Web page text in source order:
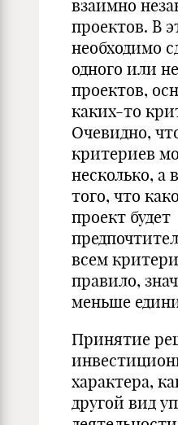
взаимно
проектов. В
необходимо
одного или
проектов,
каких-то
Очевидно,
критериев
несколько, а
того, что
проект будет
всем
правило,
меньше
Принятие
характера,
другой вид